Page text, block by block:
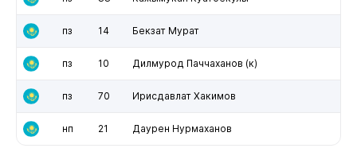
пз 14 Бекзат Мурат
пз 10 Дилмурод Паччаханов (к)
пз 70 Ирисдавлат Хакимов
нп 21 Даурен Нурмаханов